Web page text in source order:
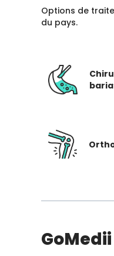
Options de
du pays.
GoMedii